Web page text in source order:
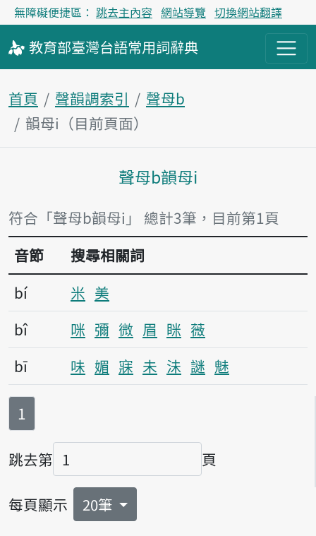
無障礙便捷區： 跳去主內容 網站導覽 切換網站翻譯
教育部臺灣台語常用詞辭典
首頁 聲韻調索引
聲母b
韻母i（目前頁面）
主內容區塊
聲母b韻母i
符合「聲母b韻母i」 總計3筆，目前第1頁
音節
搜尋相關詞
bí
米 美
bî
咪 彌 微 眉 眯 薇
bī
味 媚 寐 未 沬 謎 魅
第
1
跳去第
頁碼
頁
每頁顯示 20筆